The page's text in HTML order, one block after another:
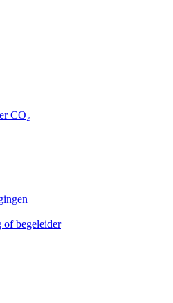
CO₂
of begeleider